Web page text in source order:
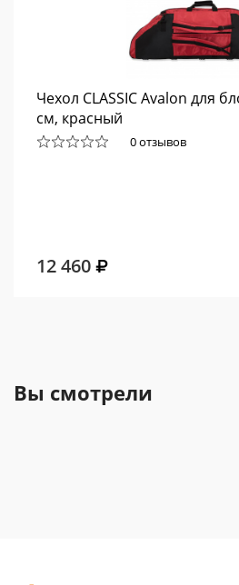
Чехол CLASSIC Avalon для
см, красный
0 отзывов
12 460
Вы смотрели